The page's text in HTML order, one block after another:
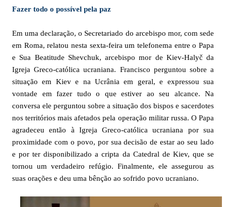
Fazer todo o possível pela paz
Em uma declaração, o Secretariado do arcebispo mor, com sede
em Roma, relatou nesta sexta-feira um telefonema entre o Papa
e Sua Beatitude Shevchuk, arcebispo mor de Kiev-Halyč da
Igreja Greco-católica ucraniana. Francisco perguntou sobre a
situação em Kiev e na Ucrânia em geral, e expressou sua
vontade em fazer tudo o que estiver ao seu alcance. Na
conversa ele perguntou sobre a situação dos bispos e sacerdotes
nos territórios mais afetados pela operação militar russa. O Papa
agradeceu então à Igreja Greco-católica ucraniana por sua
proximidade com o povo, por sua decisão de estar ao seu lado
e por ter disponibilizado a cripta da Catedral de Kiev, que se
tornou um verdadeiro refúgio. Finalmente, ele assegurou as
suas orações e deu uma bênção ao sofrido povo ucraniano.